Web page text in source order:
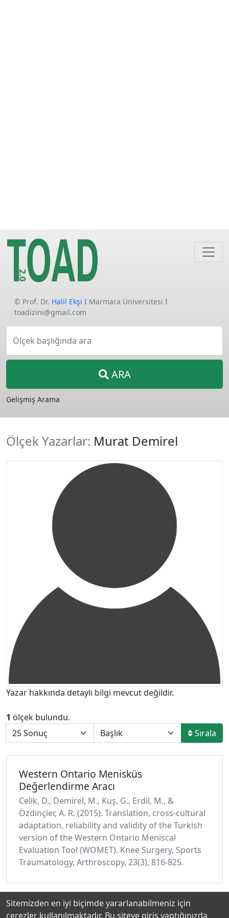
© Prof. Dr. Halil Ekşi I Marmara Üniversitesi I
toadizini@gmail.com
Ölçek başlığında ara
ARA
Gelişmiş Arama
Ölçek Yazarlar: Murat Demirel
Yazar hakkında detaylı bilgi mevcut değildir.
1 ölçek bulundu.
Sırala
Western Ontario Menisküs
Değerlendirme Aracı
Celik, D., Demirel, M., Kuş, G., Erdil, M., &
Özdinçler, A. R. (2015). Translation, cross-cultural
adaptation, reliability and validity of the Turkish
version of the Western Ontario Meniscal
Evaluation Tool (WOMET). Knee Surgery, Sports
Traumatology, Arthroscopy, 23(3), 816-825.
Sitemizden en iyi biçimde yararlanabilmeniz için
çerezler kullanılmaktadır. Bu siteye giriş yaptığınızda